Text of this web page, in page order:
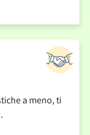
a meno, ti